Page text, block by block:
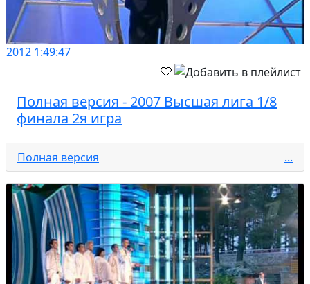
2012 1:49:47
Полная версия - 2007 Высшая лига 1/8
финала 2я игра
Полная версия ...